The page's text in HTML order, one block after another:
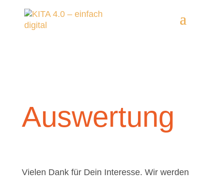
Auswertung
Vielen Dank für Dein Interesse. Wir werden